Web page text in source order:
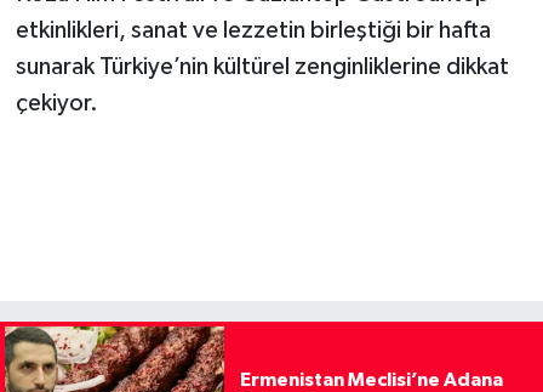
etkinlikleri, sanat ve lezzetin birleştiği bir hafta
sunarak Türkiye’nin kültürel zenginliklerine dikkat
çekiyor.
Ermenistan Meclisi’ne Adana